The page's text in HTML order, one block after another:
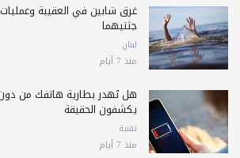
غرق شابين في العقيبة
جثتيهما
لبنان
منذ 7 أيام
هل تُهدر بطارية هاتفك من
يكشفون الحقيقة
تقنية
منذ 7 أيام